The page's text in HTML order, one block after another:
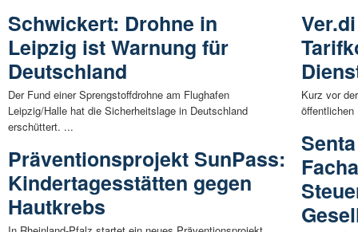
Schwickert: Drohne in
Leipzig ist Warnung für
Deutschland
Der Fund einer Sprengstoffdrohne am Flughafen
Leipzig/Halle hat die Sicherheitslage in Deutschland
erschüttert. ...
Präventionsprojekt SunPass:
Kindertagesstätten gegen
Hautkrebs
Kurz vor